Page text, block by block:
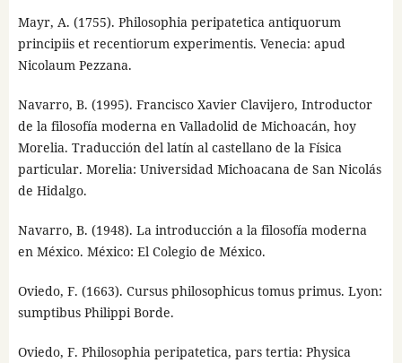
Mayr, A. (1755). Philosophia peripatetica antiquorum
principiis et recentiorum experimentis. Venecia: apud
Nicolaum Pezzana.
Navarro, B. (1995). Francisco Xavier Clavijero, Introductor
de la filosofía moderna en Valladolid de Michoacán, hoy
Morelia. Traducción del latín al castellano de la Física
particular. Morelia: Universidad Michoacana de San Nicolás
de Hidalgo.
Navarro, B. (1948). La introducción a la filosofía moderna
en México. México: El Colegio de México.
Oviedo, F. (1663). Cursus philosophicus tomus primus. Lyon:
sumptibus Philippi Borde.
Oviedo, F. Philosophia peripatetica, pars tertia: Physica